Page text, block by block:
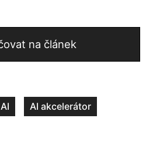
na článek
AI AI akcelerátor